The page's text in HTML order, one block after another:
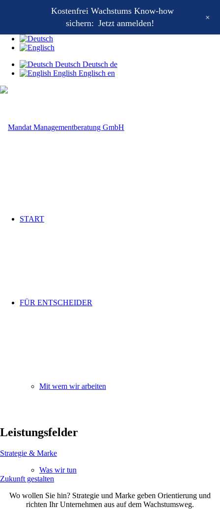
Mandat Wachstums-Wochenstart
Deutsch Deutsch de
English Englisch en
START
FÜR ENTSCHEIDER
Mit wem wir arbeiten
Was wir tun
Leistungsfelder
Strategie & Marke
Zukunft gestalten
Wo wollen Sie hin? Strategie und Marke geben Orientierung und
richten Ihr Unternehmen aus auf dem Wachstumsweg.
Kostenfrei Wachstums Know-how
sichern: Jetzt anmelden!
+